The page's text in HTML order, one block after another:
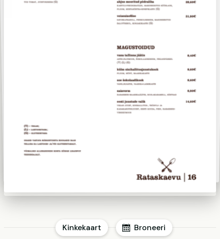
Broneeri
Kinkekaart